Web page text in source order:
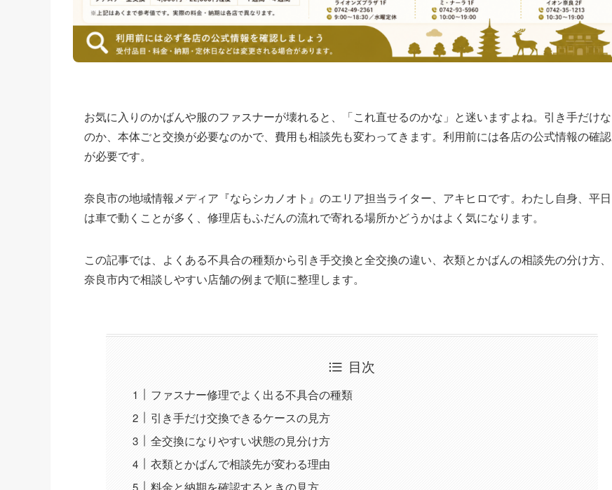
お気に入りのかばんや服のファスナーが壊れると、「これ直せるのかな」と迷いますよね。引き手だけな
のか、本体ごと交換が必要なのかで、費用も相談先も変わってきます。利用前には各店の公式情報の確認
が必要です。
奈良市の地域情報メディア『ならシカノオト』のエリア担当ライター、アキヒロです。わたし自身、平日
は車で動くことが多く、修理店もふだんの流れで寄れる場所かどうかはよく気になります。
この記事では、よくある不具合の種類から引き手交換と全交換の違い、衣類とかばんの相談先の分け方、
奈良市内で相談しやすい店舗の例まで順に整理します。
目次
ファスナー修理でよく出る不具合の種類
引き手だけ交換できるケースの見方
全交換になりやすい状態の見分け方
衣類とかばんで相談先が変わる理由
料金と納期を確認するときの見方